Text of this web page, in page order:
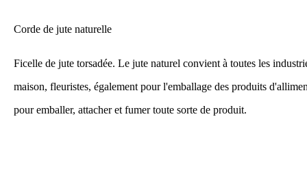
Corde de jute naturelle
Ficelle de jute torsadée. Le jute naturel convient à toutes les
maison, fleuristes, également pour l'emballage des produits
pour emballer, attacher et fumer toute sorte de produit.